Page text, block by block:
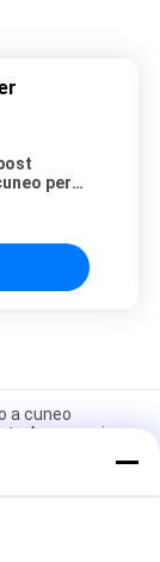
per
a cuneo
Ancoraggi
Precompressi
del